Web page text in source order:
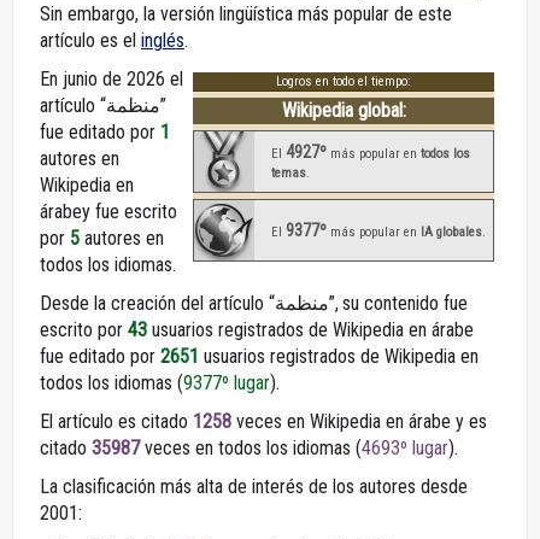
Sin embargo, la versión lingüística más popular de este
artículo es el inglés.
Logros en todo el tiempo:
Wikipedia global:
El 4927º más popular en todos los
temas.
El 9377º más popular en IA globales
En junio de 2026 el
artículo “منظمة”
fue editado por 1
autores en
Wikipedia en
árabey fue escrito
por 5 autores en
todos los idiomas.
Desde la creación del artículo “منظمة”, su contenido fue
escrito por 43 usuarios registrados de Wikipedia en árabe
fue editado por 2651 usuarios registrados de Wikipedia en
todos los idiomas (9377º lugar).
El artículo es citado 1258 veces en Wikipedia en árabe y es
citado 35987veces en todos los idiomas (4693º lugar).
La clasificación más alta de interés de los autores desde
2001: